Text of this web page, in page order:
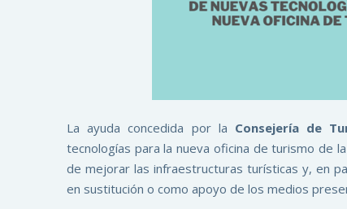
La ayuda concedida por la Consejería de
tecnologías para la nueva oficina de turismo de
de mejorar las infraestructuras turísticas y, en
en sustitución o como apoyo de los medios